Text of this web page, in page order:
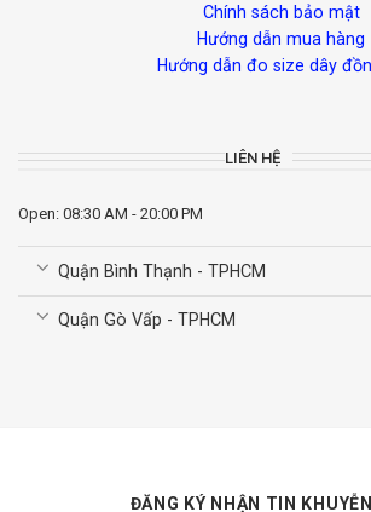
Chính sách bảo mật
Hướng dẫn mua hàng
Hướng dẫn đo size dây
LIÊN HỆ
Open: 08:30 AM - 20:00 PM
Quận Bình Thạnh - TPHCM
Quận Gò Vấp - TPHCM
ĐĂNG KÝ NHẬN TIN